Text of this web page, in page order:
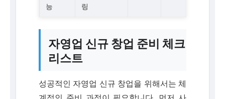
능
링
자영업 신규 창업 준비 체크
리스트
성공적인 자영업 신규 창업을 위해서는 체